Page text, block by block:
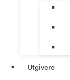
Utgivere